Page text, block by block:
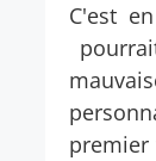
C'est
premier